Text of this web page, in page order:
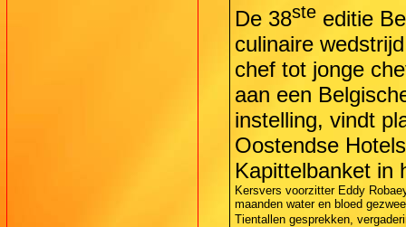
De 38steeditie
culinaire
chef tot jonge
aan een
instelling, vindt
Oostendse
Kapittelbanket in
Kersvers voorzitter Eddy
maanden water en bloed
Tientallen gesprekken,